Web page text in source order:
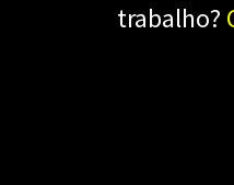
trabalho?